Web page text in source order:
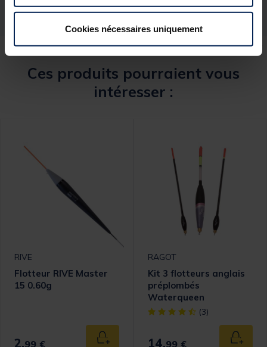
Cookies nécessaires uniquement
Ces produits pourraient vous
intéresser :
RIVE
Flotteur RIVE Master
15 0.60g
2,99 € Ajouter au panier
RAGOT
Kit 3 flotteurs anglais
préplombés
Waterqueen
[object Object] out of 5
(3)
14,99 €